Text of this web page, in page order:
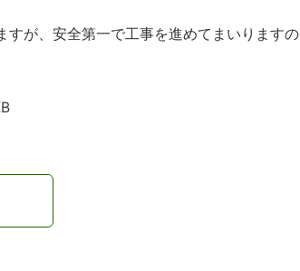
が、安全第一で工事を進めてまいりますの